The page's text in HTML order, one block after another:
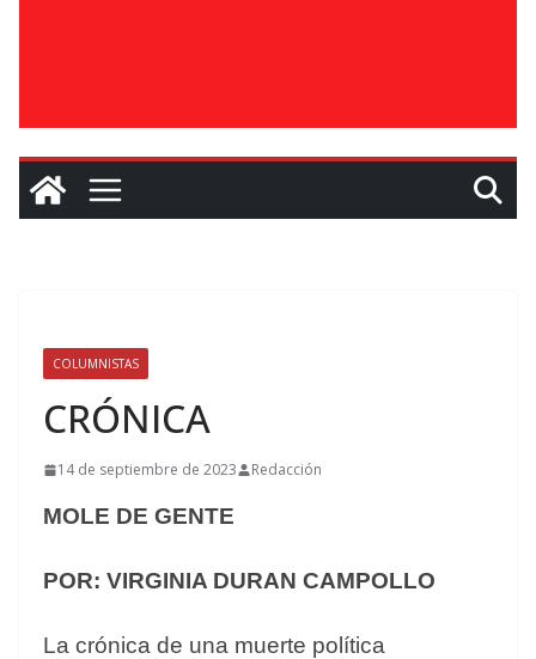
COLUMNISTAS
CRÓNICA
14 de septiembre de 2023 Redacción
MOLE DE GENTE
POR: VIRGINIA DURAN CAMPOLLO
La crónica de una muerte política